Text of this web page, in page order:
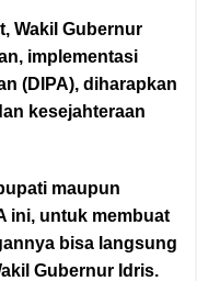
Wakil Gubernur
implementasi
(DIPA), diharapkan
kesejahteraan
maupun
ini, untuk membuat
bisa langsung
Gubernur Idris.